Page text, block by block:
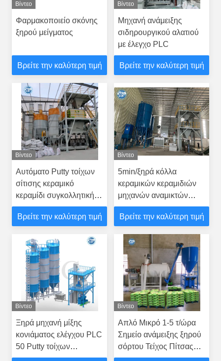
Βίντεο
Φαρμακοποιείο σκόνης
ξηρού μείγματος
Βρείτε την καλύτερη τιμή
Βίντεο
Μηχανή ανάμειξης
σιδηρουργικού αλατιού
με έλεγχο PLC
Βρείτε την καλύτερη τιμή
Βίντεο
Αυτόματο Putty τοίχων
σίτισης κεραμικό
κεραμίδι συγκολλητική
μηχανή μίξης 10-30 T/H
ξηρές εγκαταστάσεις
Βρείτε την καλύτερη τιμή
Βίντεο
5min/ξηρά κόλλα
κεραμικών κεραμιδιών
μηχανών αναμικτών
κονιάματος batch
Βρείτε την καλύτερη τιμή
Βίντεο
Ξηρά μηχανή μίξης
κονιάματος ελέγχου PLC
50 Putty τοίχων
τσιμέντου Τ/Χ 80kw
Βίντεο
Απλό Μικρό 1-5 τ/ώρα
Σημείο ανάμειξης ξηρού
σόρτου Τείχος Πίτσας
Γύψος σκόνη Γύψος